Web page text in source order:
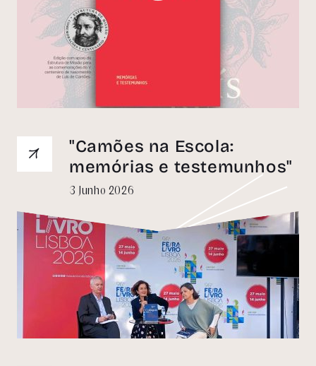
"Camões na Escola:
memórias e testemunhos"
3 Junho 2026
ACEITAR O NECESSÁRIO